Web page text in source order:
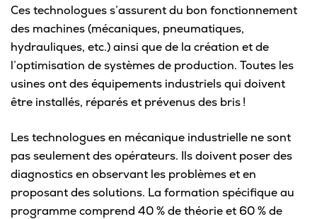
Ces technologues s’assurent du bon fonctionnement
des machines (mécaniques, pneumatiques,
hydrauliques, etc.) ainsi que de la création et de
l’optimisation de systèmes de production. Toutes les
usines ont des équipements industriels qui doivent
être installés, réparés et prévenus des bris !
Les technologues en mécanique industrielle ne sont
pas seulement des opérateurs. Ils doivent poser des
diagnostics en observant les problèmes et en
proposant des solutions. La formation spécifique au
programme comprend 40 % de théorie et 60 % de